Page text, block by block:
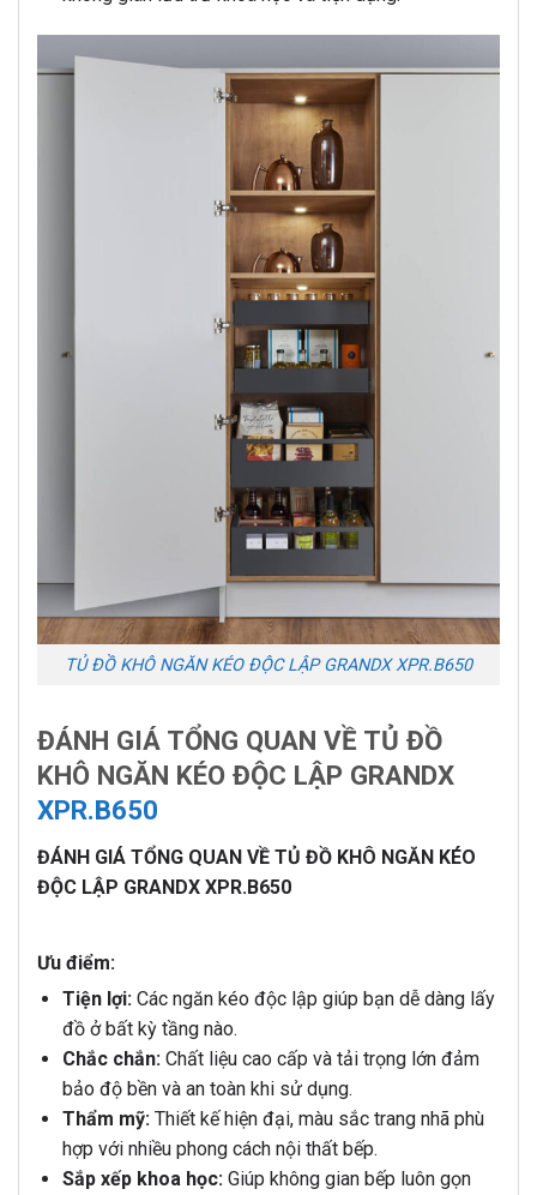
TỦ ĐỒ KHÔ NGĂN KÉO ĐỘC LẬP GRANDX XPR.B650
ĐÁNH GIÁ TỔNG QUAN VỀ TỦ ĐỒ
KHÔ NGĂN KÉO ĐỘC LẬP GRANDX
XPR.B650
ĐÁNH GIÁ TỔNG QUAN VỀ TỦ ĐỒ KHÔ NGĂN KÉO
ĐỘC LẬP GRANDX XPR.B650
Ưu điểm:
Tiện lợi:Các ngăn kéo độc lập giúp bạn dễ dàng lấy
đồ ở bất kỳ tầng nào.
Chắc chắn:Chất liệu cao cấp và tải trọng lớn đảm
bảo độ bền và an toàn khi sử dụng.
Thẩm mỹ:Thiết kế hiện đại, màu sắc trang nhã phù
hợp với nhiều phong cách nội thất bếp.
Sắp xếp khoa học:Giúp không gian bếp luôn gọn